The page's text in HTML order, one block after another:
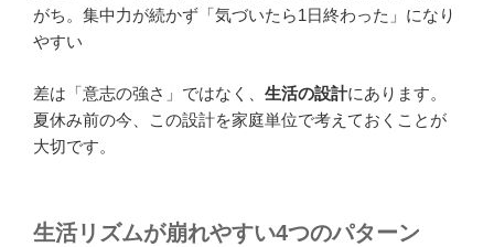
がち。集中力が続かず「気づいたら1日終わった」になり
やすい
差は「意志の強さ」ではなく、 生活の設計にあります。
夏休み前の今、この設計を家庭単位で考えておくことが
大切です。
生活リズムが崩れやすい4つのパターン